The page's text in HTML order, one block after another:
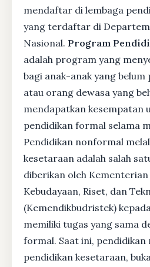
mendaftar di lembaga
yang terdaftar di
Nasional. Program
adalah program yang
bagi anak-anak yang belum
atau orang dewasa yang
mendapatkan kesempatan
pendidikan formal selama
Pendidikan nonformal
kesetaraan adalah salah
diberikan oleh Kementerian
Kebudayaan, Riset, dan
(Kemendikbudristek)
memiliki tugas yang sama
formal. Saat ini,
pendidikan kesetaraan,